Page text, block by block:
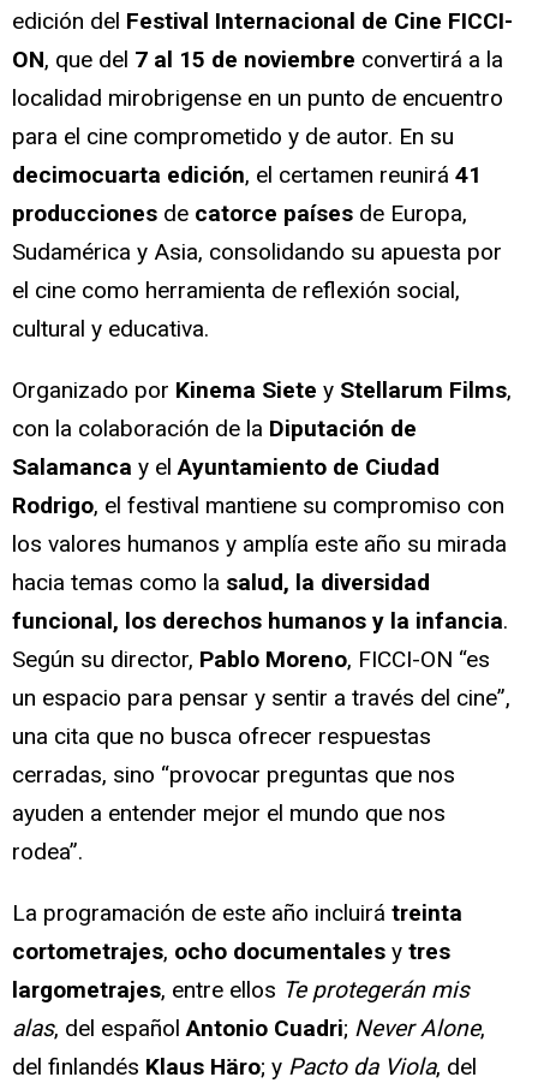
edición del Festival Internacional de Cine FICCI-
ON, que del 7 al 15 de noviembre convertirá a la
localidad mirobrigense en un punto de encuentro
para el cine comprometido y de autor. En su
decimocuarta edición, el certamen reunirá 41
producciones de catorce países de Europa,
Sudamérica y Asia, consolidando su apuesta por
el cine como herramienta de reflexión social,
cultural y educativa.
Organizado por Kinema Siete y Stellarum Films,
con la colaboración de la Diputación de
Salamanca y elAyuntamiento de Ciudad
Rodrigo, el festival mantiene su compromiso con
los valores humanos y amplía este año su mirada
hacia temas como la salud, la diversidad
funcional, los derechos humanos y la infancia.
Según su director, Pablo Moreno, FICCI-ON “es
un espacio para pensar y sentir a través del cine”,
una cita que no busca ofrecer respuestas
cerradas, sino “provocar preguntas que nos
ayuden a entender mejor el mundo que nos
rodea”.
La programación de este año incluirá treinta
cortometrajes, ocho documentales y tres
largometrajes, entre ellos Te protegerán mis
alas, del españolAntonio Cuadri; Never Alone,
del finlandés Klaus Häro; y Pacto da Viola, del